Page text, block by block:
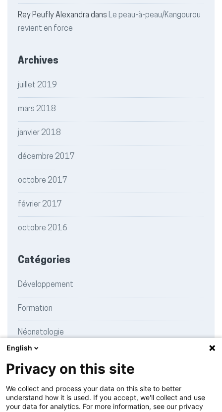
Rey Peufly Alexandra dans Le peau-à-peau/Kangourou
revient en force
Archives
juillet 2019
mars 2018
janvier 2018
décembre 2017
octobre 2017
février 2017
octobre 2016
Catégories
Développement
Formation
Néonatologie
English
Privacy on this site
We collect and process your data on this site to better
understand how it is used. If you accept, we'll collect and use
your data for analytics. For more information, see our privacy